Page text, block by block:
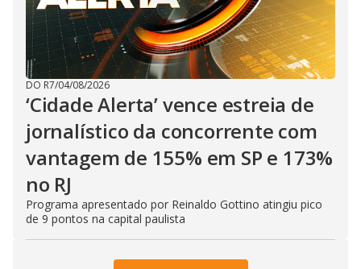
DO R7/04/08/2026
‘Cidade Alerta’ vence estreia de
jornalístico da concorrente com
vantagem de 155% em SP e 173%
no RJ
Programa apresentado por Reinaldo Gottino atingiu pico
de 9 pontos na capital paulista